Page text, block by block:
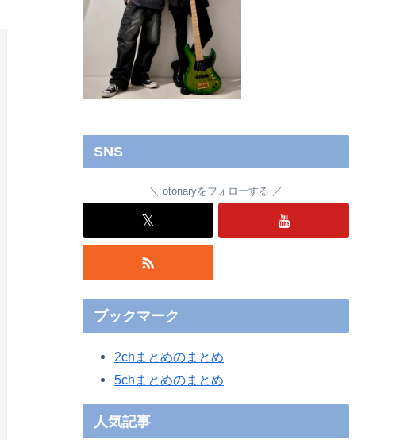
SNS
otonaryをフォローする
𝕏
ブックマーク
2chまとめのまとめ
5chまとめのまとめ
人気記事